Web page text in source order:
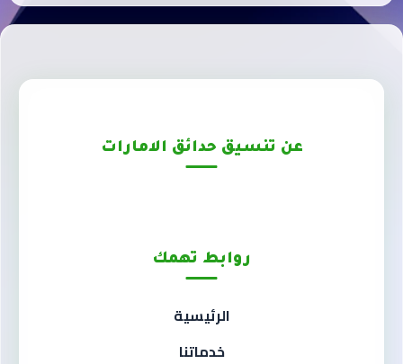
عن تنسيق حدائق الامارات
روابط تهمك
الرئيسية
خدماتنا